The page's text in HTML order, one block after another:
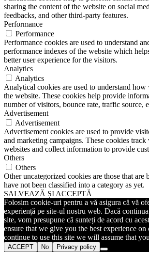
sharing the content of the website on social
feedbacks, and other third-party features.
Performance
Performance
Performance cookies are used to understand
performance indexes of the website which
better user experience for the visitors.
Analytics
Analytics
Analytical cookies are used to understand
the website. These cookies help provide
number of visitors, bounce rate, traffic source,
Advertisement
Advertisement
Advertisement cookies are used to provide
and marketing campaigns. These cookies track
websites and collect information to provide
Others
Others
Other uncategorized cookies are those that are
have not been classified into a category as yet.
SALVEAZĂ ȘI ACCEPTĂ
Folosim cookie-uri pentru a vă asigura că vă
experiență pe site-ul nostru web. Dacă
site, vom presupune că sunteți de acord cu
ensure that we give you the best experience
continue to use this site we will assume that
ACCEPT No Privacy policy